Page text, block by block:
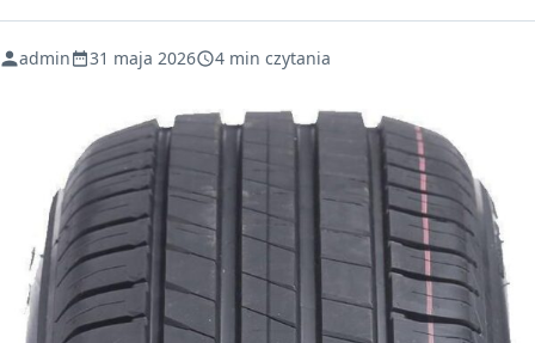
admin 31 maja 2026 4 min czytania